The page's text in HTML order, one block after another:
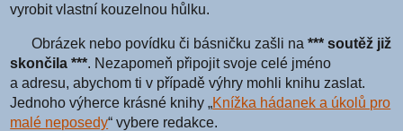
vyrobit vlastní kouzelnou hůlku.
Obrázek nebo povídku či básničku zašli na*** soutěž již
skončila ***. Nezapomeň připojit svoje celé jméno
a adresu, abychom ti v případě výhry mohli knihu zaslat.
Jednoho výherce krásné knihy „Knížka hádanek a úkolů pro
malé neposedy“ vybere redakce.